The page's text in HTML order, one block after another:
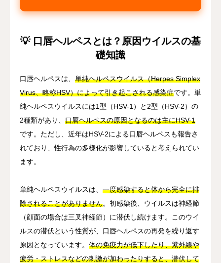
💡 口唇ヘルペスとは？原因ウイルスの基
礎知識
口唇ヘルペスは、 単純ヘルペスウイルス（Herpes Simplex
Virus、略称HSV）によって引き起こされる感染症です。単
純ヘルペスウイルスには1型（HSV-1）と2型（HSV-2）の
2種類があり、 口唇ヘルペスの原因となるのは主にHSV-1
です。ただし、近年はHSV-2による口唇ヘルペスも報告さ
れており、性行為の多様化が影響していると考えられてい
ます。
単純ヘルペスウイルスは、 一度感染すると体から完全に排
除されることがありません。初感染後、ウイルスは神経節
（顔面の場合は三叉神経節）に潜伏し続けます。このウイ
ルスの潜伏という性質が、口唇ヘルペスの再発を繰り返す
原因となっています。 体の免疫力が低下したり、紫外線や
疲労・ストレスなどの刺激が加わったりすると、潜伏して